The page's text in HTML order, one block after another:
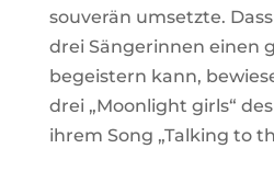
souverän umsetzte.
drei Sängerinnen einen
begeistern kann,
drei „Moonlight girls“
ihrem Song „Talking to